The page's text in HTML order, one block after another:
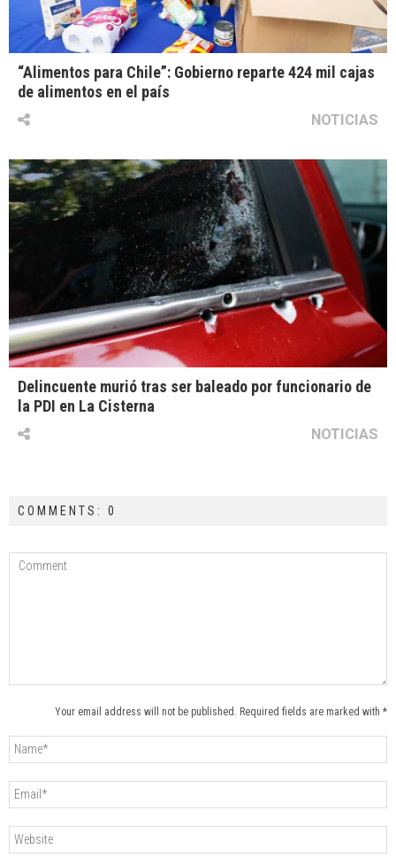
“Alimentos para Chile”: Gobierno reparte 424 mil cajas
de alimentos en el país
NOTICIAS
Delincuente murió tras ser baleado por funcionario de
la PDI en La Cisterna
NOTICIAS
COMMENTS: 0
Your email address will not be published. Required fields are marked with *